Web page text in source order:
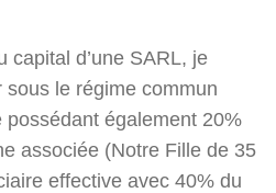
capital d’une SARL, je
le régime commun
également 20%
associée (Notre Fille de 35
effective avec 40% du